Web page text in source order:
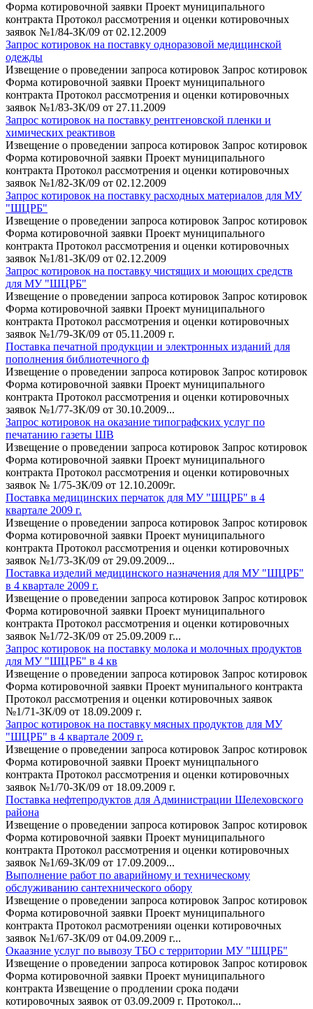
Форма котировочной заявки Проект муниципального
контракта Протокол рассмотрения и оценки котировочных
заявок №1/84-ЗК/09 от 02.12.2009
Запрос котировок на поставку одноразовой медицинской
одежды
Извещение о проведении запроса котировок Запрос котировок
Форма котировочной заявки Проект муниципального
контракта Протокол рассмотрения и оценки котировочных
заявок №1/83-ЗК/09 от 27.11.2009
Запрос котировок на поставку рентгеновской пленки и
химических реактивов
Извещение о проведении запроса котировок Запрос котировок
Форма котировочной заявки Проект муниципального
контракта Протокол рассмотрения и оценки котировочных
заявок №1/82-ЗК/09 от 02.12.2009
Запрос котировок на поставку расходных материалов для МУ
"ШЦРБ"
Извещение о проведении запроса котировок Запрос котировок
Форма котировочной заявки Проект муниципального
контракта Протокол рассмотрения и оценки котировочных
заявок №1/81-ЗК/09 от 02.12.2009
Запрос котировок на поставку чистящих и моющих средств
для МУ "ШЦРБ"
Извещение о проведении запроса котировок Запрос котировок
Форма котировочной заявки Проект муниципального
контракта Протокол рассмотрения и оценки котировочных
заявок №1/79-ЗК/09 от 05.11.2009 г.
Поставка печатной продукции и электронных изданий для
пополнения библиотечного ф
Извещение о проведении запроса котировок Запрос котировок
Форма котировочной заявки Проект муниципального
контракта Протокол рассмотрения и оценки котировочных
заявок №1/77-ЗК/09 от 30.10.2009...
Запрос котировок на оказание типографских услуг по
печатанию газеты ШВ
Извещение о проведении запроса котировок Запрос котировок
Форма котировочной заявки Проект муниципального
контракта Протокол рассмотрения и оценки котировочных
заявок № 1/75-ЗК/09 от 12.10.2009г.
Поставка медицинских перчаток для МУ "ШЦРБ" в 4
квартале 2009 г.
Извещение о проведении запроса котировок Запрос котировок
Форма котировочной заявки Проект муниципального
контракта Протокол рассмотрения и оценки котировочных
заявок №1/73-ЗК/09 от 29.09.2009...
Поставка изделий медицинского назначения для МУ "ШЦРБ"
в 4 квартале 2009 г.
Извещение о проведении запроса котировок Запрос котировок
Форма котировочной заявки Проект муниципального
контракта Протокол рассмотрения и оценки котировочных
заявок №1/72-ЗК/09 от 25.09.2009 г...
Запрос котировок на поставку молока и молочных продуктов
для МУ "ШЦРБ" в 4 кв
Извещение о проведении запроса котировок Запрос котировок
Форма котировочной заявки Проект мунипального контракта
Протокол рассмотрения и оценки котировочных заявок
№1/71-ЗК/09 от 18.09.2009 г.
Запрос котировок на поставку мясных продуктов для МУ
"ШЦРБ" в 4 квартале 2009 г.
Извещение о проведении запроса котировок Запрос котировок
Форма котировочной заявки Проект муницпального
контракта Протокол рассмотрения и оценки котировочных
заявок №1/70-ЗК/09 от 18.09.2009 г.
Поставка нефтепродуктов для Администрации Шелеховского
района
Извещение о проведении запроса котировок Запрос котировок
Форма котировочной заявки Проект муниципального
контракта Протокол рассмотрения и оценки котировочных
заявок №1/69-ЗК/09 от 17.09.2009...
Выполнение работ по аварийному и техническому
обслуживанию сантехнического обору
Извещение о проведении запроса котировок Запрос котировок
Форма котировочной заявки Проект муниципального
контракта Протокол расмотренияи оценки котировочных
заявок №1/67-ЗК/09 от 04.09.2009 г...
Окаазние услуг по вывозу ТБО с территории МУ "ШЦРБ"
Извещение о проведении запроса котировок Запрос котировок
Форма котировочной заявки Проект муниципального
контракта Извещение о продлении срока подачи
котировочных заявок от 03.09.2009 г. Протокол...